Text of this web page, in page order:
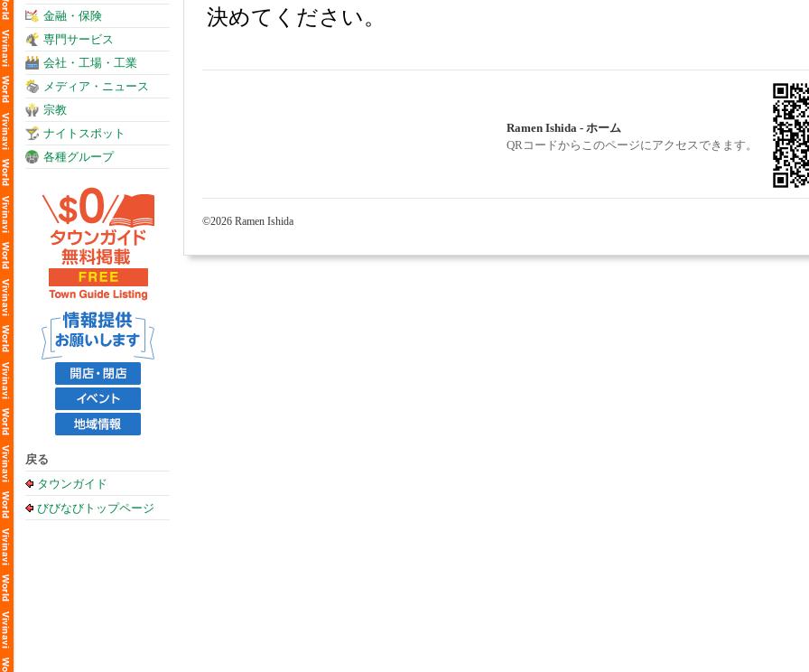
金融・保険
専門サービス
会社・工場・工業
メディア・ニュース
宗教
ナイトスポット
各種グループ
戻る
タウンガイド
びびなびトップページ
決めてください。
Ramen Ishida - ホーム
QRコードからこのページにアクセスできます。
©2026 Ramen Ishida